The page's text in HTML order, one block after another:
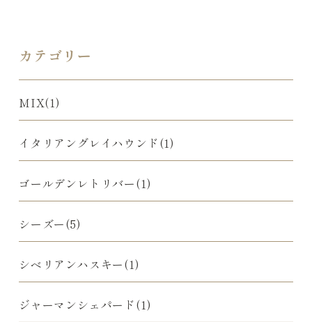
カテゴリー
MIX(1)
イタリアングレイハウンド(1)
ゴールデンレトリバー(1)
シーズー(5)
シベリアンハスキー(1)
ジャーマンシェパード(1)